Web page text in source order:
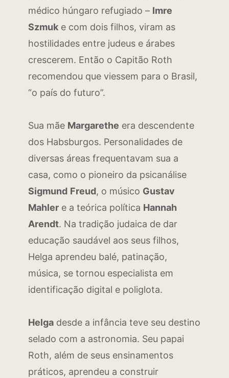
médico húngaro refugiado – Imre
Szmuk e com dois filhos, viram as
hostilidades entre judeus e árabes
crescerem. Então o Capitão Roth
recomendou que viessem para o Brasil,
“o país do futuro”.
Sua mãe Margarethe era descendente
dos Habsburgos. Personalidades de
diversas áreas frequentavam sua a
casa, como o pioneiro da psicanálise
Sigmund Freud, o músico Gustav
Mahler e a teórica política Hannah
Arendt. Na tradição judaica de dar
educação saudável aos seus filhos,
Helga aprendeu balé, patinação,
música, se tornou especialista em
identificação digital e poliglota.
Helga desde a infância teve seu destino
selado com a astronomia. Seu papai
Roth, além de seus ensinamentos
práticos, aprendeu a construir